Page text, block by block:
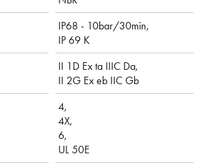
IP68 - 10bar/30min,
IP 69 K
II 1D Ex ta IIIC Da,
II 2G Ex eb IIC Gb
4,
4X,
6,
UL 50E